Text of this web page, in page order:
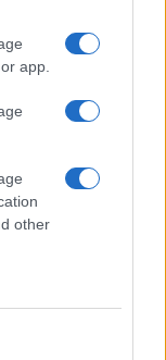
app.
other